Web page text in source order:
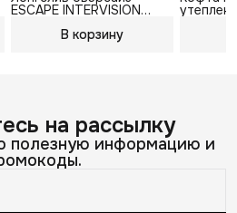
ESCAPE INTERVISION
В корзину
на рассылку
полезную информацию и